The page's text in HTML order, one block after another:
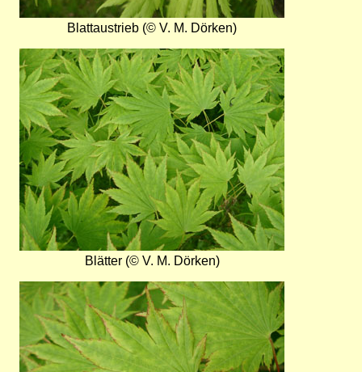
Blattaustrieb (© V. M. Dörken)
Bild
Blätter (© V. M. Dörken)
Bild